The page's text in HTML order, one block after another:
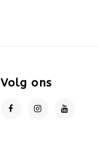
Volg ons